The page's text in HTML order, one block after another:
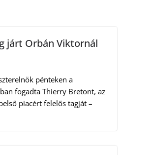
járt Orbán Viktornál
pénteken a
fogadta Thierry Bretont, az
piacért felelős tagját –